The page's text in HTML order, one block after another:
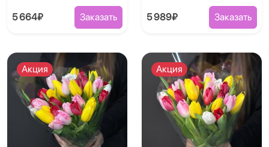
5 664₽ Заказать 5 989₽ Заказать
Акция Акция